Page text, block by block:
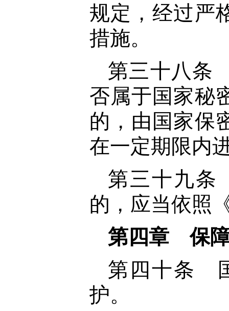
规定，经过严
措施。
第三十八条
否属于国家秘
的，由国家保
在一定期限内
第三十九条
的，应当依照
第四章 保
第四十条
护。